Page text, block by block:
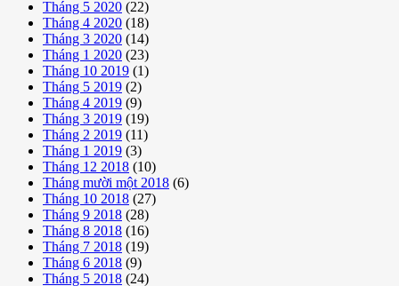
Tháng 5 2020 (22)
Tháng 4 2020 (18)
Tháng 3 2020 (14)
Tháng 1 2020 (23)
Tháng 10 2019 (1)
Tháng 5 2019 (2)
Tháng 4 2019 (9)
Tháng 3 2019 (19)
Tháng 2 2019 (11)
Tháng 1 2019 (3)
Tháng 12 2018 (10)
Tháng mười một 2018 (6)
Tháng 10 2018 (27)
Tháng 9 2018 (28)
Tháng 8 2018 (16)
Tháng 7 2018 (19)
Tháng 6 2018 (9)
Tháng 5 2018 (24)